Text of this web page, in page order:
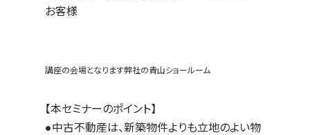
お客様
講座の会場となります弊社の青山ショールーム
【本セミナーのポイント】
●中古不動産は、新築物件よりも立地のよい物